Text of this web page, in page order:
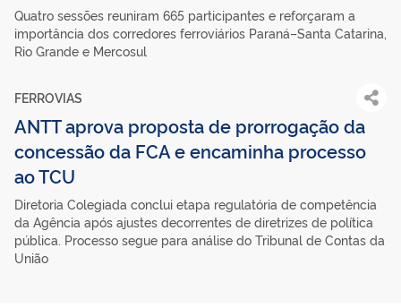
Quatro sessões reuniram 665 participantes e reforçaram a
importância dos corredores ferroviários Paraná–Santa Catarina,
Rio Grande e Mercosul
FERROVIAS
ANTT aprova proposta de prorrogação da
concessão da FCA e encaminha processo
ao TCU
Diretoria Colegiada conclui etapa regulatória de competência
da Agência após ajustes decorrentes de diretrizes de política
pública. Processo segue para análise do Tribunal de Contas da
União